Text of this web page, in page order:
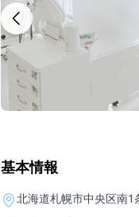
基本情報
北海道札幌市中央区南